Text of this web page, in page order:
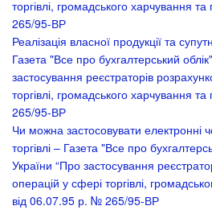
торгівлі, громадського харчування
265/95-ВР
Реалізація власної продукції та
Газета "Все про бухгалтерський облік"
застосування реєстраторів
торгівлі, громадського харчування
265/95-ВР
Чи можна застосовувати електронні
торгівлі – Газета "Все про
України “Про застосування
операцій у сфері торгівлі,
від 06.07.95 р. № 265/95-ВР